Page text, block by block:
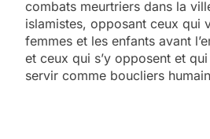
combats meurtriers dans la
islamistes, opposant ceux qui
femmes et les enfants avant
et ceux qui s’y opposent et qui
servir comme boucliers